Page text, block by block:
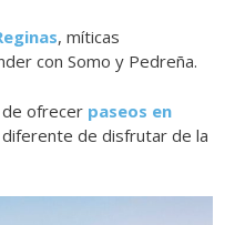
, míticas
con Somo y Pedreña.
de ofrecer paseos en
diferente de disfrutar de la